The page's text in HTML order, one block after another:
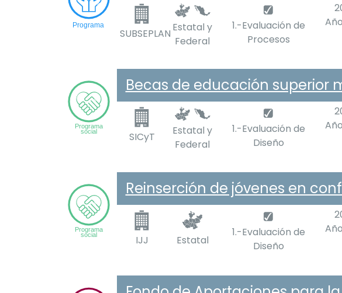
SUBSEPLAN Estatal y
Federal
1.-Evaluación de
Procesos
Becas de educación superior
SICyT
Estatal y
Federal
1.-Evaluación de
Diseño
Reinserción de jóvenes en
IJJ Estatal
1.-Evaluación de
Diseño